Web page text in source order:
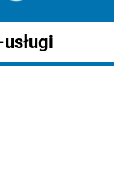
usługi